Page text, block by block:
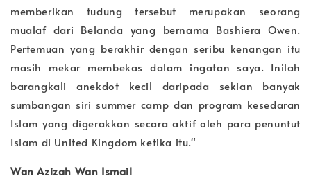
memberikan tudung tersebut merupakan seorang
mualaf dari Belanda yang bernama Bashiera Owen.
Pertemuan yang berakhir dengan seribu kenangan itu
masih mekar membekas dalam ingatan saya. Inilah
barangkali anekdot kecil daripada sekian
banyak
sumbangan siri summer campdan program kesedaran
Islam yang digerakkan secara aktif oleh para penuntut
Islam di United Kingdom ketika itu."
Wan Azizah Wan Ismail